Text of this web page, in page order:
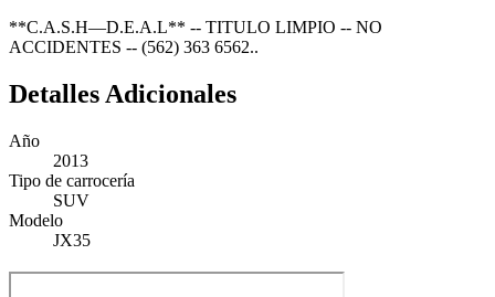
**C.A.S.H—D.E.A.L** -- TITULO LIMPIO -- NO
ACCIDENTES -- (562) 363 6562..
Detalles Adicionales
Año
2013
Tipo de carrocería
SUV
Modelo
JX35